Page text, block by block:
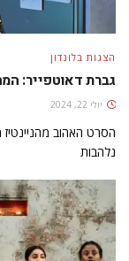
הצגות בלונדון
גברת דאוטפייר:
יולי 22, 2024
הסרט האהוב מהניינטיז
נלהבות